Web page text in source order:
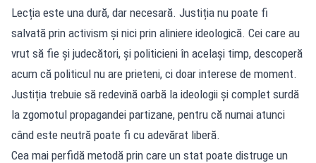
Lecția este una dură, dar necesară. Justiția nu poate fi
salvată prin activism și nici prin aliniere ideologică. Cei care au
vrut să fie și judecători, și politicieni în același timp, descoperă
acum că politicul nu are prieteni, ci doar interese de moment.
Justiția trebuie să redevină oarbă la ideologii și complet surdă
la zgomotul propagandei partizane, pentru că numai atunci
când este neutră poate fi cu adevărat liberă.
Cea mai perfidă metodă prin care un stat poate distruge un